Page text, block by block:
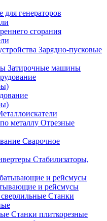
генераторов
сгорания
Зарядно-пусковые
Затирочные машины
Отрезные
Сварочное
Стабилизаторы,
и рейсмусы
Станки
Станки плиткорезные